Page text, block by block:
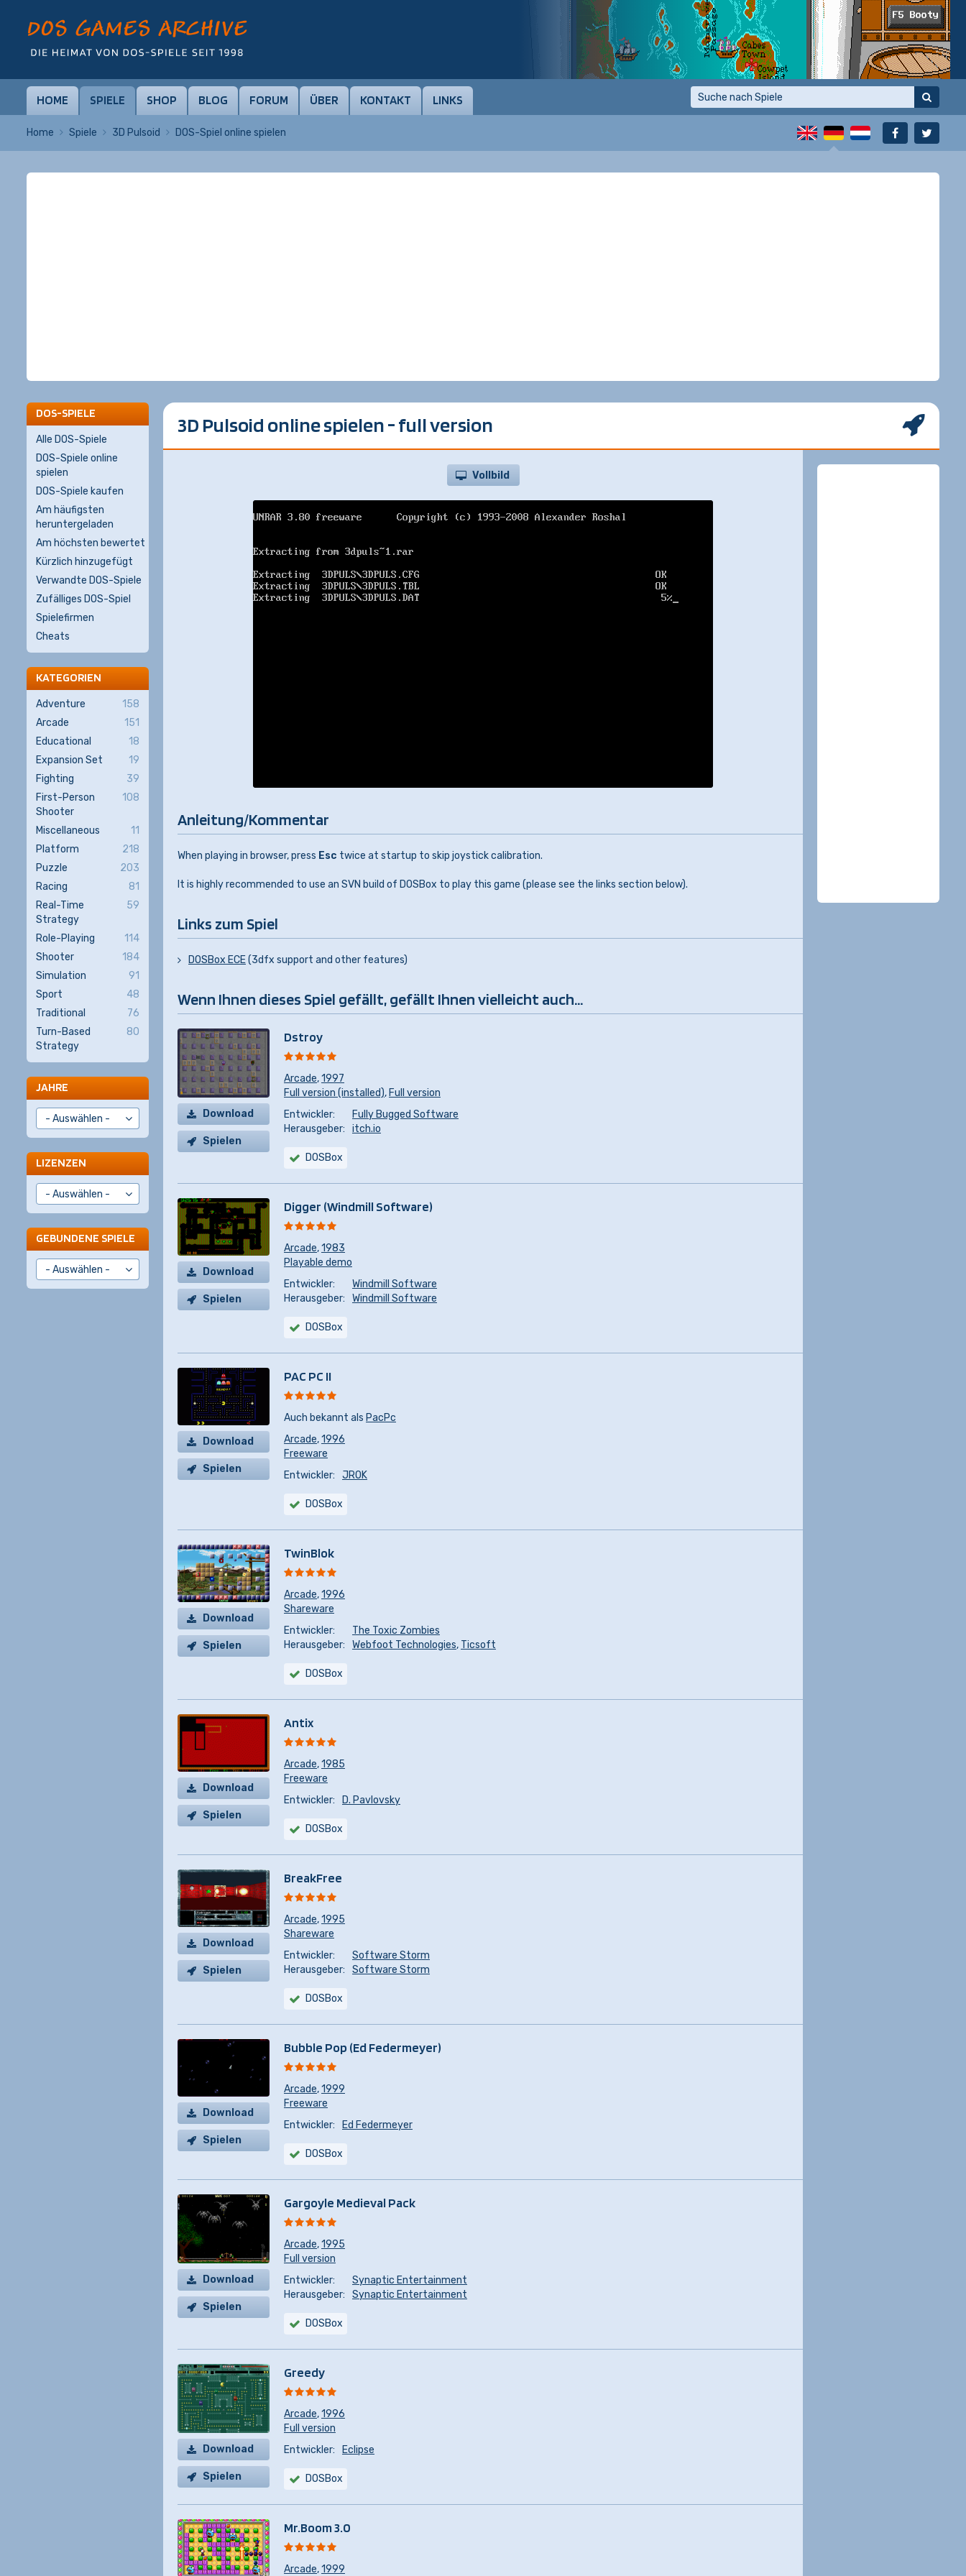
HOME SPIELE SHOP BLOG FORUM ÜBER KONTAKT LINKS
Home Spiele 3D Pulsoid DOS-Spiel online spielen
3D Pulsoid online spielen - full version
Vollbild
Anleitung/Kommentar
When playing in browser, press Esc twice at startup to skip joystick calibration.
It is highly recommended to use an SVN build of DOSBox to play this game (please see the links section below).
Links zum Spiel
DOSBox ECE(3dfx support and other features)
Wenn Ihnen dieses Spiel gefällt, gefällt Ihnen vielleicht auch...
Download
Spielen
Dstroy
Arcade,1997
Full version (installed), Full version
Entwickler:
Fully Bugged Software
Herausgeber:
itch.io
DOSBox
Download
Spielen
Digger (Windmill Software)
Arcade,1983
Playable demo
Entwickler:
Windmill Software
Herausgeber:
Windmill Software
DOSBox
Download
Spielen
PAC PC II
Auch bekannt als PacPc
Arcade,1996
Freeware
Entwickler:
JROK
DOSBox
Download
Spielen
TwinBlok
Arcade,1996
Shareware
Entwickler:
The Toxic Zombies
Herausgeber:
Webfoot Technologies, Ticsoft
DOSBox
Download
Spielen
Antix
Arcade,1985
Freeware
Entwickler:
D. Pavlovsky
DOSBox
Download
Spielen
BreakFree
Arcade,1995
Shareware
Entwickler:
Software Storm
Herausgeber:
Software Storm
DOSBox
Download
Spielen
Bubble Pop (Ed Federmeyer)
Arcade,1999
Freeware
Entwickler:
Ed Federmeyer
DOSBox
Download
Spielen
Gargoyle Medieval Pack
Arcade,1995
Full version
Entwickler:
Synaptic Entertainment
Herausgeber:
Synaptic Entertainment
DOSBox
Download
Spielen
Greedy
Arcade,1996
Full version
Entwickler:
Eclipse
DOSBox
Mr.Boom 3.0
Arcade,1999
DOS-SPIELE
Alle DOS-Spiele
DOS-Spiele online
spielen
DOS-Spiele kaufen
Am häufigsten
heruntergeladen
Am höchsten bewertet
Kürzlich hinzugefügt
Verwandte DOS-Spiele
Zufälliges DOS-Spiel
Spielefirmen
Cheats
KATEGORIEN
Adventure
158
Arcade
151
Educational
18
Expansion Set
19
Fighting
39
First-Person
Shooter
108
Miscellaneous
11
Platform
218
Puzzle
203
Racing
81
Real-Time
Strategy
59
Role-Playing
114
Shooter
184
Simulation
91
Sport
48
Traditional
76
Turn-Based
Strategy
80
JAHRE
LIZENZEN
GEBUNDENE SPIELE